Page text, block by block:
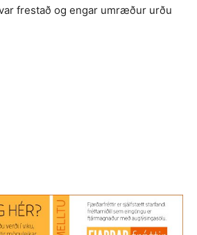
frestað og engar umræður urðu